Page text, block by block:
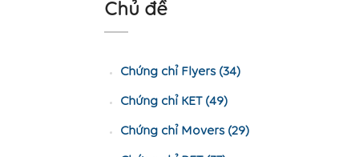
Chủ đề
Chứng chỉ Flyers (34)
Chứng chỉ KET (49)
Chứng chỉ Movers (29)